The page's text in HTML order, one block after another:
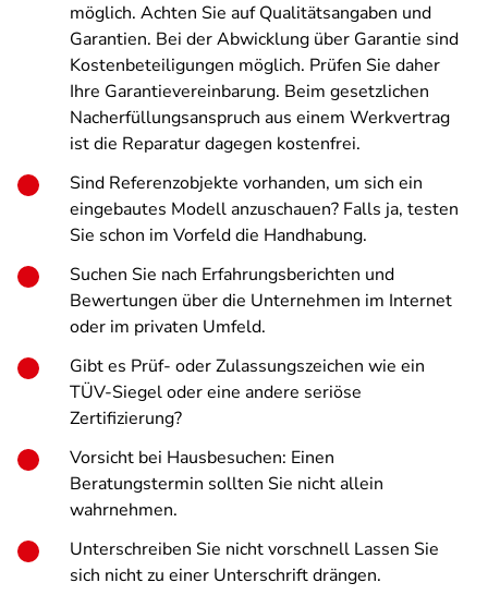
möglich. Achten Sie auf Qualitätsangaben und
Garantien. Bei der Abwicklung über Garantie sind
Kostenbeteiligungen möglich. Prüfen Sie daher
Ihre Garantievereinbarung. Beim gesetzlichen
Nacherfüllungsanspruch aus einem Werkvertrag
ist die Reparatur dagegen kostenfrei.
Sind Referenzobjekte vorhanden, um sich ein
eingebautes Modell anzuschauen? Falls ja, testen
Sie schon im Vorfeld die Handhabung.
Suchen Sie nach Erfahrungsberichten und
Bewertungen über die Unternehmen im Internet
oder im privaten Umfeld.
Gibt es Prüf- oder Zulassungszeichen wie ein
TÜV-Siegel oder eine andere seriöse
Zertifizierung?
Vorsicht bei Hausbesuchen: Einen
Beratungstermin sollten Sie nicht allein
wahrnehmen.
Unterschreiben Sie nicht vorschnell Lassen Sie
sich nicht zu einer Unterschrift drängen.